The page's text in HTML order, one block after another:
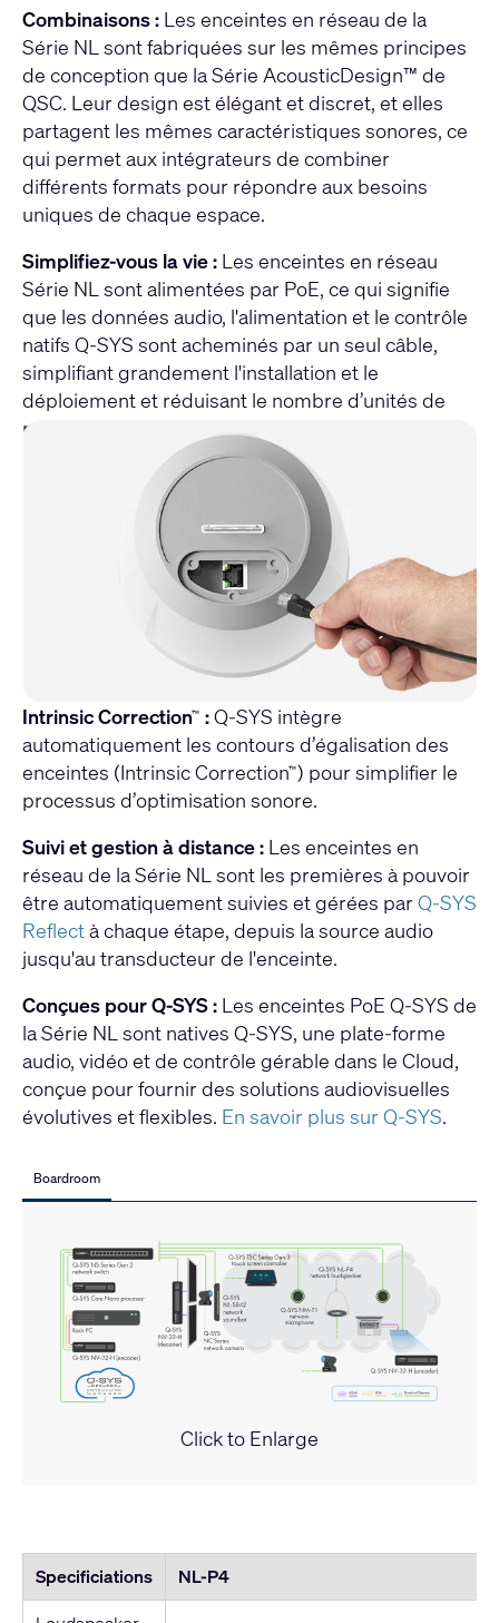
Combinaisons : Les enceintes en réseau de la
Série NL sont fabriquées sur les mêmes principes
de conception que la Série AcousticDesign™ de
QSC. Leur design est élégant et discret, et elles
partagent les mêmes caractéristiques sonores, ce
qui permet aux intégrateurs de combiner
différents formats pour répondre aux besoins
uniques de chaque espace.
Simplifiez-vous la vie : Les enceintes en réseau
Série NL sont alimentées par PoE, ce qui signifie
que les données audio, l'alimentation et le contrôle
natifs Q-SYS sont acheminés par un seul câble,
simplifiant grandement l'installation et le
déploiement et réduisant le nombre d’unités de
rack nécessaires.
Intrinsic Correction™ :Q-SYS intègre
automatiquement les contours d’égalisation des
enceintes (Intrinsic Correction™) pour simplifier le
processus d’optimisation sonore.
Suivi et gestion à distance : Les enceintes en
réseau de la Série NL sont les premières à pouvoir
être automatiquement suivies et gérées par Q-SYS
Reflectà chaque étape, depuis la source audio
jusqu'au transducteur de l'enceinte.
Conçues pour Q-SYS : Les enceintes PoE Q-SYS de
la Série NL sont natives Q-SYS, une plate-forme
audio, vidéo et de contrôle gérable dans le Cloud,
conçue pour fournir des solutions audiovisuelles
évolutives et flexibles. En savoir plus sur Q-SYS.
Boardroom
Click to Enlarge
Specificiations
NL-P4